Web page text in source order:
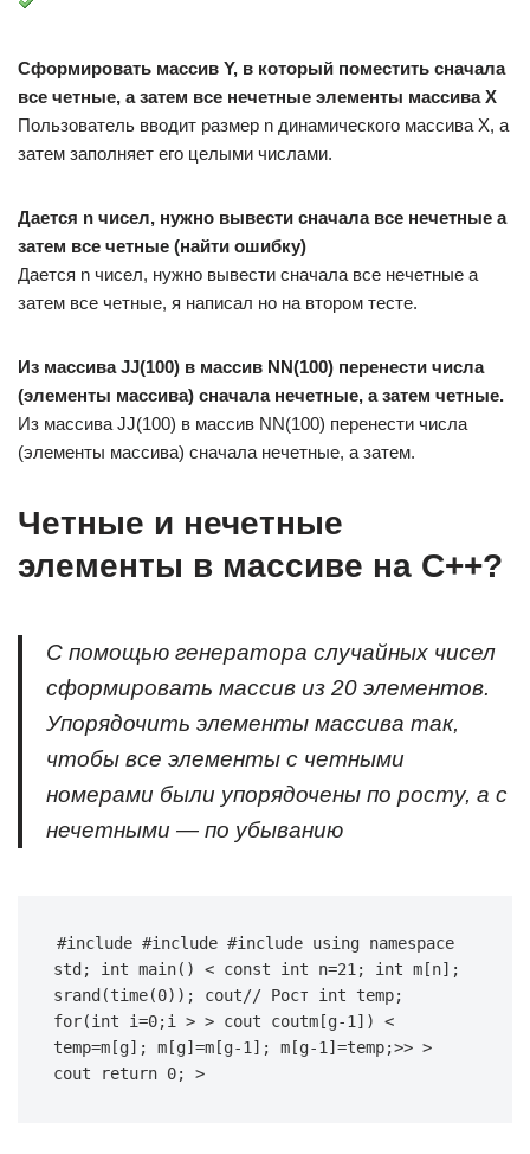
Сформировать массив Y, в который поместить сначала
все четные, а затем все нечетные элементы массива Х
Пользователь вводит размер n динамического массива Х, а
затем заполняет его целыми числами.
Дается n чисел, нужно вывести сначала все нечетные а
затем все четные (найти ошибку)
Дается n чисел, нужно вывести сначала все нечетные а
затем все четные, я написал но на втором тесте.
Из массива JJ(100) в массив NN(100) перенести числа
(элементы массива) сначала нечетные, а затем четные.
Из массива JJ(100) в массив NN(100) перенести числа
(элементы массива) сначала нечетные, а затем.
Четные и нечетные
элементы в массиве на С++?
С помощью генератора случайных чисел
сформировать массив из 20 элементов.
Упорядочить элементы массива так,
чтобы все элементы с четными
номерами были упорядочены по росту, а с
нечетными — по убыванию
#include #include #include using namespace
std; int main() < const int n=21; int m[n];
srand(time(0)); cout// Рост int temp;
for(int i=0;i > > cout coutm[g-1]) <
temp=m[g]; m[g]=m[g-1]; m[g-1]=temp;>> >
cout return 0; >